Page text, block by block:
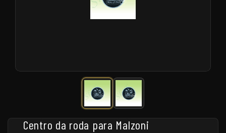
Centro da roda para Malzoni